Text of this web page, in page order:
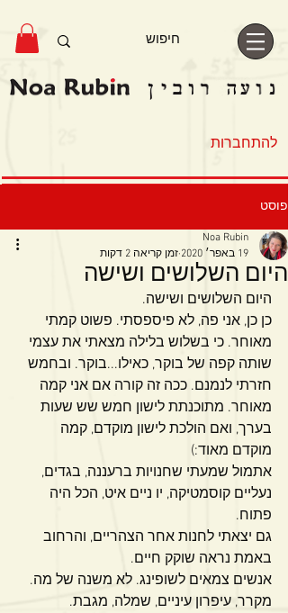
להתחברות
פוסט
היום השלושים ושישה
Noa Rubin
19 באפר׳ 2020
זמן קריאה 2 דקות
היום השלושים ושישה.
כן כן, אני פה, לא פיספסתי. פשוט קמתי
מאוחר. כי בשלוש בלילה מצאתי את עצמי
שותה קפה של בוקר, כאילו...בוקר. ובחמש
חזרתי לנמנם. ככה זה קורה אם אני קמה
מאוחר. מתוכנתת לישון חמש שש שעות
בערך, ואם הולכת לישון מוקדם, קמה
מוקדם מאוד:)
אתמול שמעתי שחנויות ברעננה, בגדים,
נעליים קוסמטיקה, יו ניים איט, הכל היה
פתוח.
גם יצאתי לחנות אחר הצהריים, והרחוב
באמת נראה שוקק חיים.
אנשים צמאים לשופינג. לא משנה של מה.
מקרר, עיפרון עיניים, שמלה, מגבת.